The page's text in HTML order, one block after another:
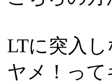
LTに突入
ヤメ！っ